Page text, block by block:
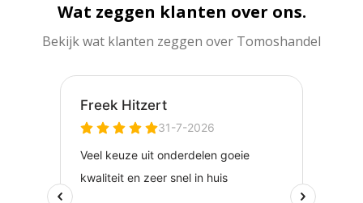
Wat zeggen klanten over ons.
Bekijk wat klanten zeggen over Tomoshandel